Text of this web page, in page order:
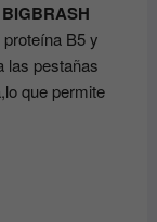
B5 y
las pestañas
que permite